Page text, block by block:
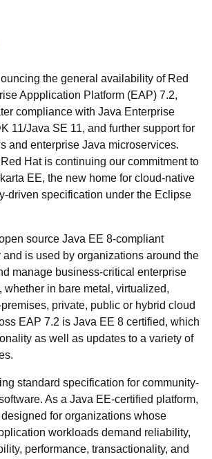
the general availability of Red
Appplication Platform (EAP) 7.2,
compliance with Java Enterprise
11/Java SE 11, and further support for
and enterprise Java microservices.
Hat is continuing our commitment to
EE, the new home for cloud-native
driven specification under the Eclipse
source Java EE 8-compliant
is used by organizations around the
manage business-critical enterprise
whether in bare metal, virtualized,
private, public or hybrid cloud
EAP 7.2 is Java EE 8 certified, which
as well as updates to a variety of
standard specification for community-
As a Java EE-certified platform,
for organizations whose
workloads demand reliability,
performance, transactionality, and